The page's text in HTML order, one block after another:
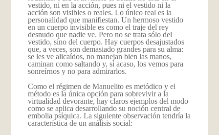
vestido, ni en la acción, pues ni el vestido ni la
acción son visibles o reales. Lo único real es la
personalidad que manifiestan. Un hermoso vestido
en un cuerpo invisible es como el traje del rey
desnudo que nadie ve. Pero no se trata sólo del
vestido, sino del cuerpo. Hay cuerpos desajustados
que, a veces, son demasiado grandes para su alma:
se les ve alicaídos, no manejan bien las manos,
caminan como saltando y, si acaso, los vemos para
sonreírnos y no para admirarlos.
Como el régimen de Manuelito es metódico y el
método es la única opción para sobrevivir a la
virtualidad devorante, hay claros ejemplos del modo
como se aplica desarrollando su noción central de
embolia psíquica. La siguiente observación tendría la
característica de un análisis social: